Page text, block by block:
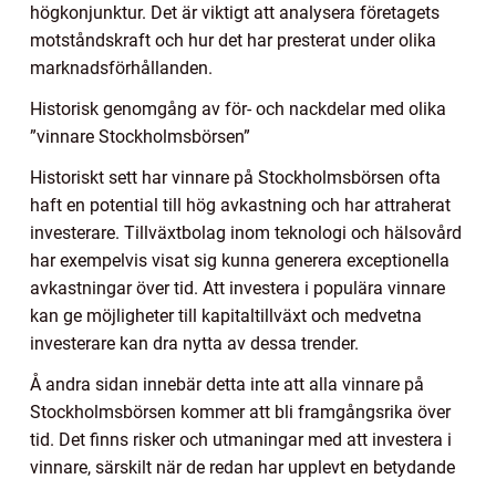
högkonjunktur. Det är viktigt att analysera företagets
motståndskraft och hur det har presterat under olika
marknadsförhållanden.
Historisk genomgång av för- och nackdelar med olika
”vinnare Stockholmsbörsen”
Historiskt sett har vinnare på Stockholmsbörsen ofta
haft en potential till hög avkastning och har attraherat
investerare. Tillväxtbolag inom teknologi och hälsovård
har exempelvis visat sig kunna generera exceptionella
avkastningar över tid. Att investera i populära vinnare
kan ge möjligheter till kapitaltillväxt och medvetna
investerare kan dra nytta av dessa trender.
Å andra sidan innebär detta inte att alla vinnare på
Stockholmsbörsen kommer att bli framgångsrika över
tid. Det finns risker och utmaningar med att investera i
vinnare, särskilt när de redan har upplevt en betydande